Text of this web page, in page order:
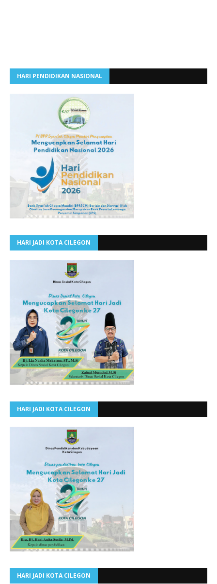
HARI PENDIDIKAN NASIONAL
HARI JADI KOTA CILEGON
HARI JADI KOTA CILEGON
HARI JADI KOTA CILEGON